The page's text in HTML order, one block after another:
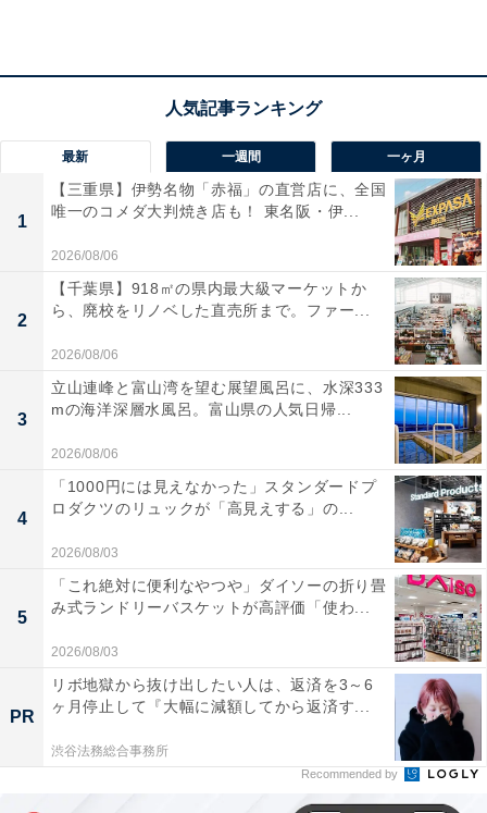
ハローキティ 保冷・保温バッグ
お買い物を楽しむハローキティのイラストを全体にちり
ばめた、ポップでキュートな総柄デザインが目を引く保
冷・保温バッグです。薄手の保冷・保温素材を使用して
おり、上部にはファスナーが付いているため冷蔵品の買
い出しにもしっかり対応。ハローキティファンはもちろ
ん、機能的でかわいいバッグを探している方にもぴった
りのアイテムです。
最新 一週間 一ヶ月
1
【三重県】伊勢名物「赤福」の直営店に、全国
唯一のコメダ大判焼き店も！ 東名阪・伊...
2026/08/06
2
【千葉県】918㎡の県内最大級マーケットか
ら、廃校をリノベした直売所まで。ファー...
2026/08/06
3
立山連峰と富山湾を望む展望風呂に、水深333
mの海洋深層水風呂。富山県の人気日帰...
2026/08/06
4
「1000円には見えなかった」スタンダードプ
ロダクツのリュックが「高見えする」の...
2026/08/03
5
「これ絶対に便利なやつや」ダイソーの折り畳
み式ランドリーバスケットが高評価「使わ...
2026/08/03
PR
リボ地獄から抜け出したい人は、返済を3～6
ヶ月停止して『大幅に減額してから返済す...
渋谷法務総合事務所
Recommended by